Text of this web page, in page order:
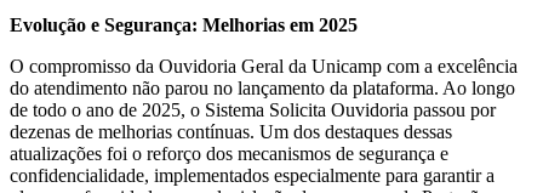
Evolução e Segurança: Melhorias em 2025
O compromisso da Ouvidoria Geral da Unicamp com a excelência
do atendimento não parou no lançamento da plataforma. Ao longo
de todo o ano de 2025, o Sistema Solicita Ouvidoria passou por
dezenas de melhorias contínuas. Um dos destaques dessas
atualizações foi o reforço dos mecanismos de segurança e
confidencialidade, implementados especialmente para garantir a